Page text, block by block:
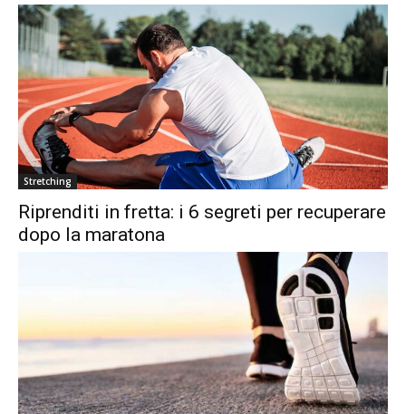
Stretching
Riprenditi in fretta: i 6 segreti per recuperare
dopo la maratona